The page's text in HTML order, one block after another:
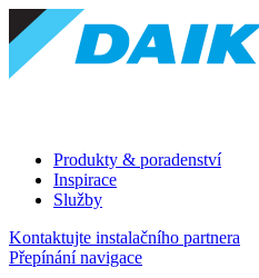
Produkty & poradenství
Inspirace
Služby
Kontaktujte instalačního partnera
Přepínání navigace